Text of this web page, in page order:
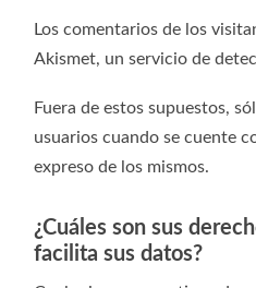
Los comentarios de los
Akismet, un servicio de
Fuera de estos supuestos,
usuarios cuando se cuente
expreso de los mismos.
¿Cuáles son sus
facilita sus datos?